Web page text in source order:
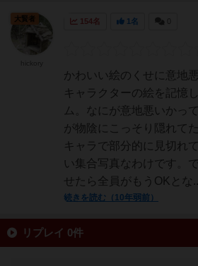
154名 1名
かわいい絵のくせに意地
キャラクターの絵を記憶
ム。なにが意地悪いかっ
が物陰にこっそり隠れて
キャラで部分的に見切れ
い集合写真なわけです。
せたら全員がもうOKとな
続きを読む（10年弱前）
大賢者
リプレイ 0件